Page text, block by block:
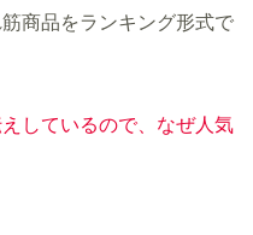
商品をランキング形式で
しているので、なぜ人気